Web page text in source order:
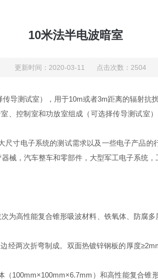
10米法半电波暗室
更新时间：2020-03-11 点击次数：2504
导测试室），用于10m或者3m距离的辐射抗
室、控制室和功放室组成（可选择传导测试室
寸电子系统的测试需求以及一些电子产品的
械，汽车整车和零部件，大型军工电子系统
为高性能复合锥形吸波材料、铁氧体、防腐
经两次折弯制成。双面热镀锌钢板的厚度
100mm×100mm×6.7mm）和高性能复合锥